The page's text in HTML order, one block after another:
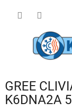
GREE
K6DNA2A